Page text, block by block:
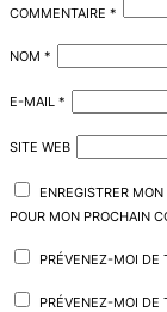
COMMENTAIRE *
NOM *
E-MAIL *
SITE WEB
ENREGISTRER
POUR MON PROCHAIN
PRÉVENEZ-MOI DE
PRÉVENEZ-MOI DE